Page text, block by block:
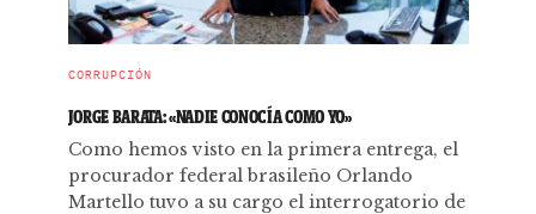
CORRUPCIÓN
JORGE BARATA: «NADIE CONOCÍA COMO YO»
Como hemos visto en la primera entrega, el
procurador federal brasileño Orlando
Martello tuvo a su cargo el interrogatorio de